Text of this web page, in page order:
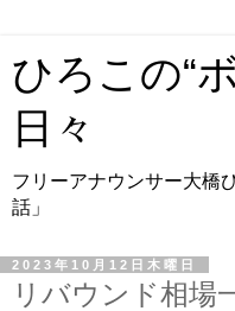
ひろこの“
日々
フリーアナウンサー大橋
話」
2023年10月12日木曜日
リバウンド相場